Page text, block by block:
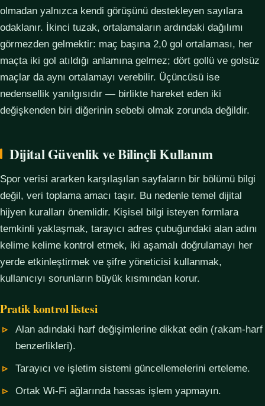
olmadan yalnızca kendi görüşünü destekleyen sayılara
odaklanır. İkinci tuzak, ortalamaların ardındaki dağılımı
görmezden gelmektir: maç başına 2,0 gol ortalaması, her
maçta iki gol atıldığı anlamına gelmez; dört gollü ve golsüz
maçlar da aynı ortalamayı verebilir. Üçüncüsü ise
nedensellik yanılgısıdır — birlikte hareket eden iki
değişkenden biri diğerinin sebebi olmak zorunda değildir.
Dijital Güvenlik ve Bilinçli Kullanım
Spor verisi ararken karşılaşılan sayfaların bir bölümü bilgi
değil, veri toplama amacı taşır. Bu nedenle temel dijital
hijyen kuralları önemlidir. Kişisel bilgi isteyen formlara
temkinli yaklaşmak, tarayıcı adres çubuğundaki alan adını
kelime kelime kontrol etmek, iki aşamalı doğrulamayı her
yerde etkinleştirmek ve şifre yöneticisi kullanmak,
kullanıcıyı sorunların büyük kısmından korur.
Pratik kontrol listesi
Alan adındaki harf değişimlerine dikkat edin (rakam-harf
benzerlikleri).
Tarayıcı ve işletim sistemi güncellemelerini erteleme.
Ortak Wi-Fi ağlarında hassas işlem yapmayın.